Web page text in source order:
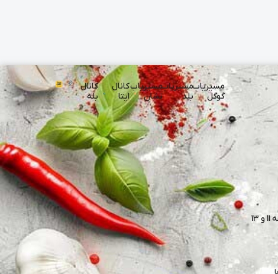
مسیریاب
گوگل
مسیریاب
بلد
مسیریاب
نشان
کانال
ایتا
کانال
بله